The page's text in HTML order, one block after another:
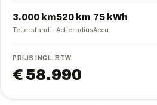
3.000 km
Tellerstand
520 km
Actieradius
75 kWh
Accu
PRIJS INCL. BTW
€ 58.990